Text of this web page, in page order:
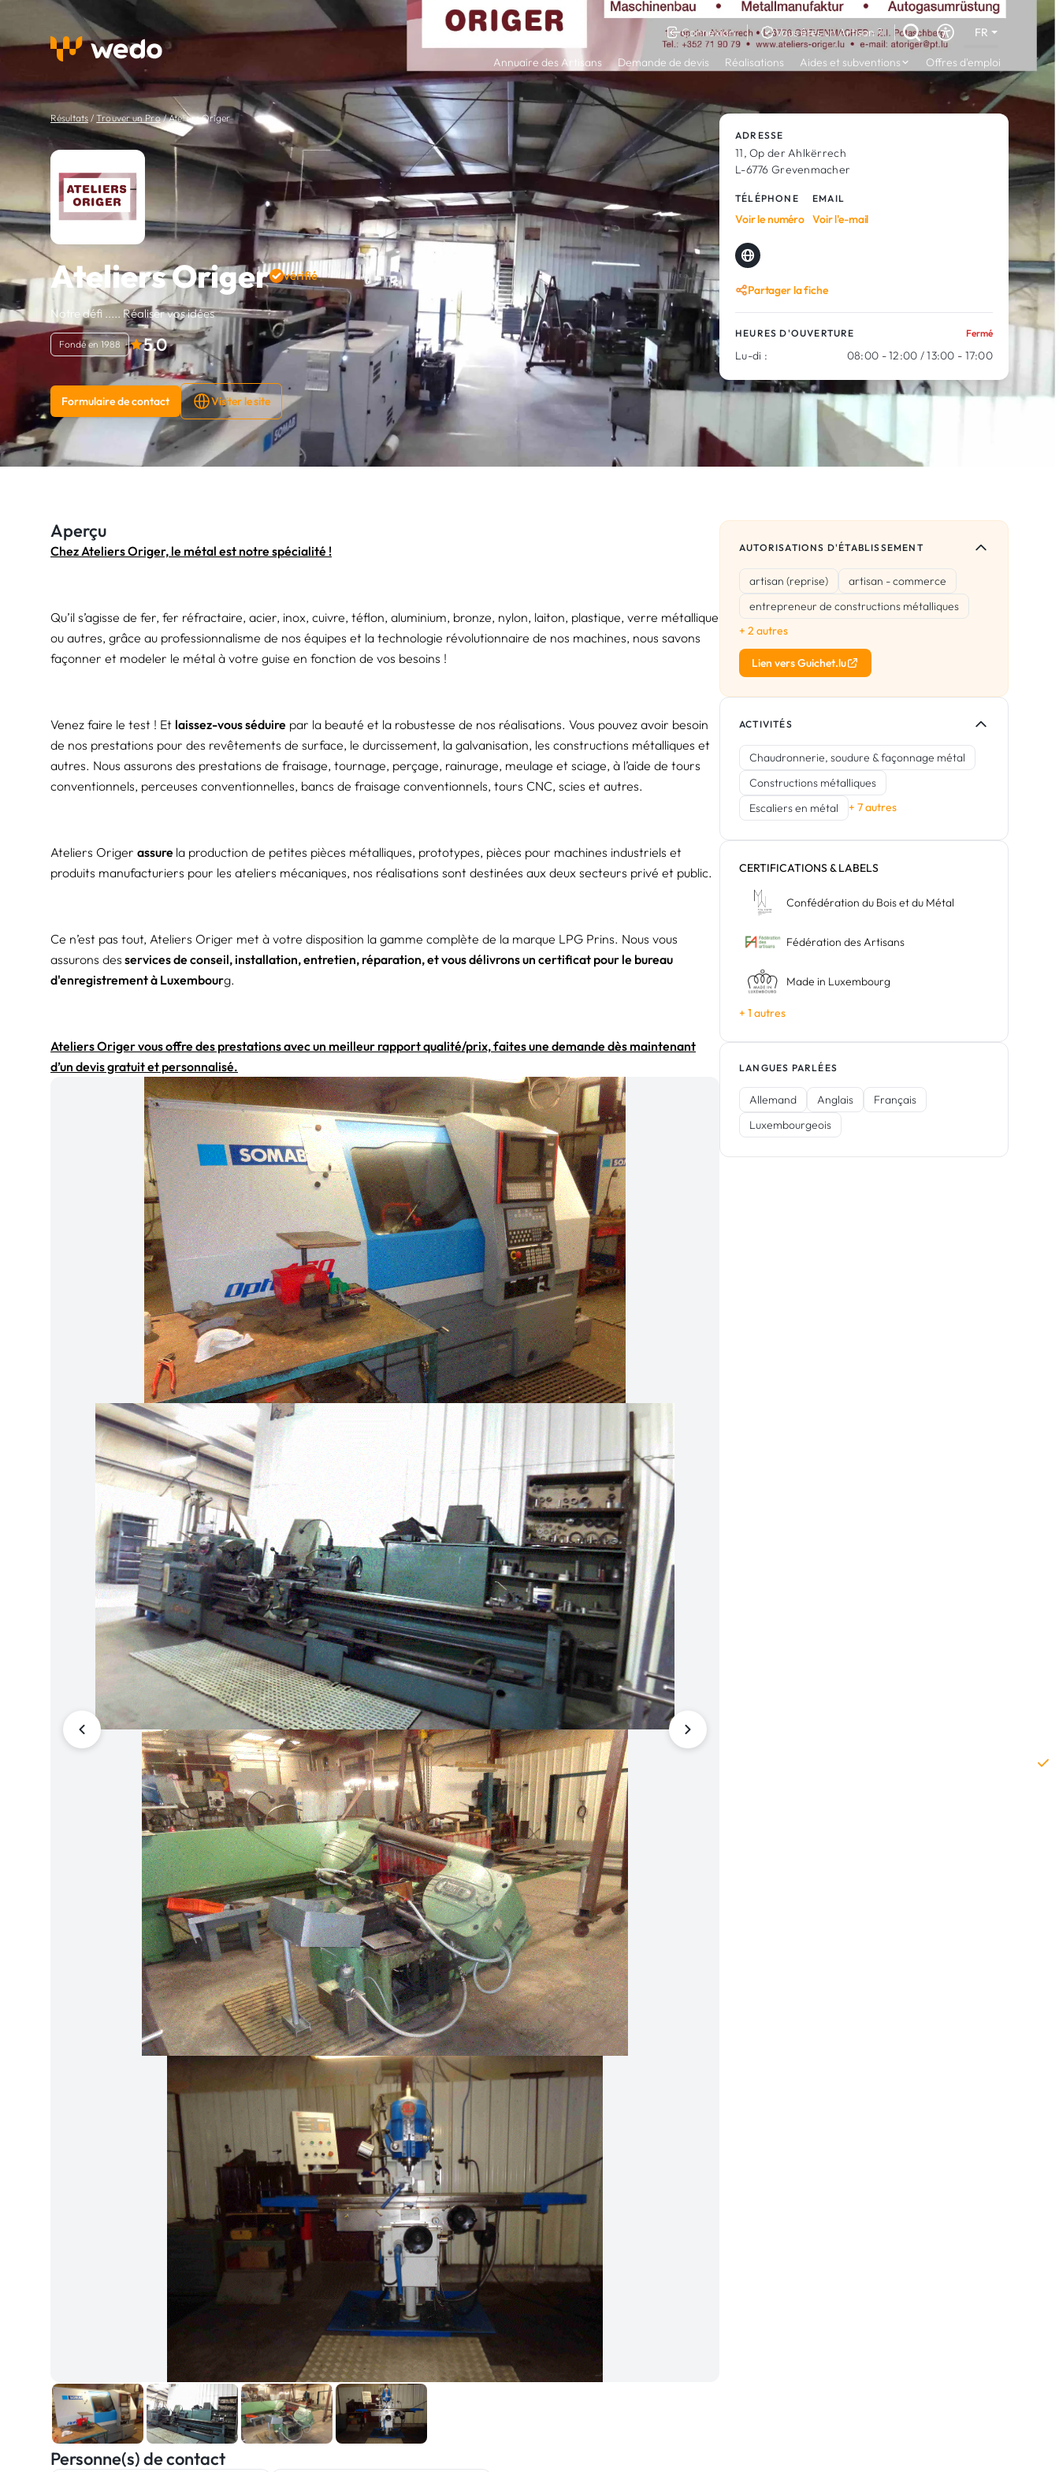
Connexion Vous êtes un Artisan ?
FR
EN
Annuaire des Artisans Demande de devis Réalisations Aides et subventions Offres d'emploi
Résultats / Trouver un Pro / Ateliers Origer
Ateliers Origer vérifié
Notre défi ..... Réaliser vos idées
Fondé en 1988 5.0
Formulaire de contact Visiter le site
ADRESSE
11, Op der Ahlkërrech
L-6776 Grevenmacher
TÉLÉPHONE
Voir le numéro
EMAIL
Voir l'e-mail
Partager la fiche
HEURES D'OUVERTURE Fermé
Lu-di : 08:00 - 12:00 / 13:00 - 17:00
Aperçu
Chez Ateliers Origer, le métal est notre spécialité !
Qu’il s’agisse de fer, fer réfractaire, acier, inox, cuivre, téflon, aluminium, bronze, nylon, laiton, plastique, verre métallique
ou autres, grâce au professionnalisme de nos équipes et la technologie révolutionnaire de nos machines, nous savons
façonner et modeler le métal à votre guise en fonction de vos besoins !
Venez faire le test ! Et laissez-vous séduire par la beauté et la robustesse de nos réalisations. Vous pouvez avoir besoin
de nos prestations pour des revêtements de surface, le durcissement, la galvanisation, les constructions métalliques et
autres. Nous assurons des prestations de fraisage, tournage, perçage, rainurage, meulage et sciage, à l’aide de tours
conventionnels, perceuses conventionnelles, bancs de fraisage conventionnels, tours CNC, scies et autres.
Ateliers Origer assure la production de petites pièces métalliques, prototypes, pièces pour machines industriels et
produits manufacturiers pour les ateliers mécaniques, nos réalisations sont destinées aux deux secteurs privé et public.
Ce n’est pas tout, Ateliers Origer met à votre disposition la gamme complète de la marque LPG Prins. Nous vous
assurons des services de conseil, installation, entretien, réparation, et vous délivrons un certificat pour le bureau
d'enregistrement à Luxembourg.
Ateliers Origer vous offre des prestations avec un meilleur rapport qualité/prix, faites une demande dès maintenant
d’un devis gratuit et personnalisé.
Personne(s) de contact
AUTORISATIONS D'ÉTABLISSEMENT
artisan (reprise)
artisan - commerce
entrepreneur de constructions métalliques
+ 2 autres
Lien vers Guichet.lu
ACTIVITÉS
Chaudronnerie, soudure & façonnage métal
Constructions métalliques
Escaliers en métal
+ 7 autres
CERTIFICATIONS & LABELS
Confédération du Bois et du Métal
Fédération des Artisans
Made in Luxembourg
+ 1 autres
LANGUES PARLÉES
Allemand Anglais
Français
Luxembourgeois